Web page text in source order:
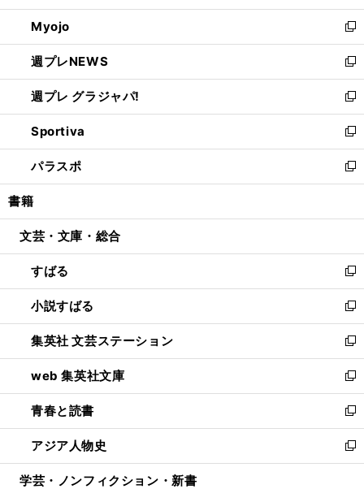
開
く
ウ
で
開
く
ン
ド
ウ
で
開
く
ウ
ィ
ン
ド
ウ
で
開
く
Myojo
新
し
い
ウ
ィ
ン
ド
ウ
で
開
週プレNEWS
新
し
い
ウ
ィ
ン
ド
ウ
開
週プレ グラジャパ!
新
し
い
ウ
ィ
ン
ウ
開
く
Sportiva
新
し
い
ウ
ン
ウ
で
開
く
パラスポ
新
し
ウ
ン
ド
ウ
で
開
く
書籍
文芸・文庫・総合
すばる
新
し
い
ウ
ィ
ン
ド
ウ
で
開
く
小説すばる
新
し
い
ウ
ィ
ン
ド
ウ
で
開
集英社 文芸ステーション
新
し
い
ウ
ィ
ン
ド
ウ
web 集英社文庫
新
し
い
ウ
ィ
ン
青春と読書
新
し
い
ウ
アジア人物史
新
し
学芸・ノンフィクション・新書